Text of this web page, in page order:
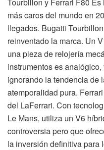
más caros del mundo en
llegados. Bugatti
reinventado la marca. Un
una pieza de relojería
instrumentos es
ignorando la tendencia de
atemporalidad pura.
del LaFerrari. Con
Le Mans, utiliza un V6
controversia pero que
la inversión definitiva para